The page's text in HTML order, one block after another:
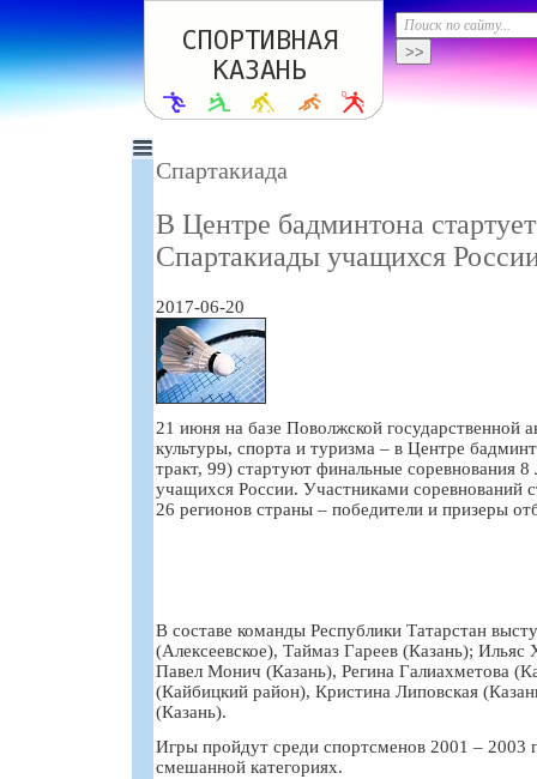
Спартакиада
В Центре бадминтона
Спартакиады учащихся
2017-06-20
21 июня на базе Поволжской государственной
культуры, спорта и туризма – в Центре
тракт, 99) стартуют финальные соревнования
учащихся России. Участниками соревнований
26 регионов страны – победители и призеры
В составе команды Республики Татарстан
(Алексеевское), Таймаз Гареев (Казань);
Павел Монич (Казань), Регина Галиахметова
(Кайбицкий район), Кристина Липовская
(Казань).
Игры пройдут среди спортсменов 2001 – 2003
смешанной категориях.